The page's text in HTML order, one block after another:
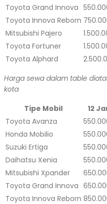
Toyota Grand Innova
Toyota Innova Reborn
Mitsubishi Pajero
Toyota Fortuner
Toyota Alphard
Harga sewa dalam table
kota
Tipe Mobil
12
Toyota Avanza
Honda Mobilio
Suzuki Ertiga
Daihatsu Xenia
Mitsubishi Xpander
Toyota Grand Innova
Toyota Innova Reborn